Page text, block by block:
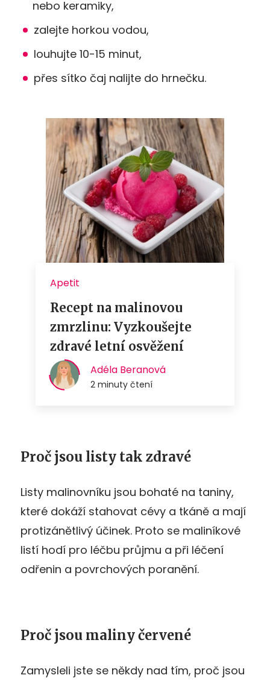
nebo keramiky,
zalejte horkou vodou,
louhujte 10-15 minut,
přes sítko čaj nalijte do hrnečku.
Proč jsou listy tak zdravé
Listy malinovníku jsou bohaté na taniny,
které dokáží stahovat cévy a tkáně a mají
protizánětlivý účinek. Proto se maliníkové
listí hodí pro léčbu průjmu a při léčení
odřenin a povrchových poranění.
Proč jsou maliny červené
Zamysleli jste se někdy nad tím, proč jsou